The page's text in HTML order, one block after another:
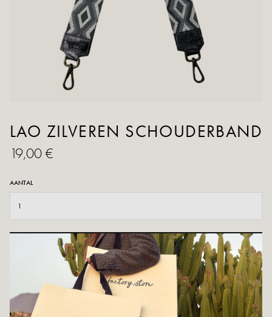
LAO ZILVEREN SCHOUDERBAND
19,00 €
AANTAL
TOEVOEGEN AAN WINKELWAGEN
AAN WENSLIJST TOEVOEGEN
Verfraai je tassen met onze mooie schouderbanden!